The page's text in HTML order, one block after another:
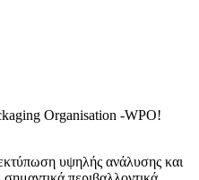
Organisation -WPO!
υψηλής ανάλυσης και